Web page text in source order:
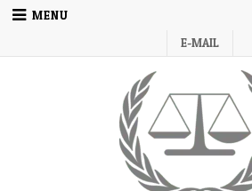
Skip
MENU
E-MAIL